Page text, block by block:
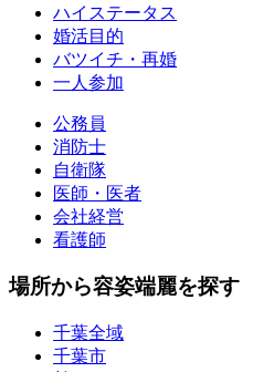
ハイステータス
婚活目的
バツイチ・再婚
一人参加
公務員
消防士
自衛隊
医師・医者
会社経営
看護師
場所から容姿端麗を探す
千葉全域
千葉市